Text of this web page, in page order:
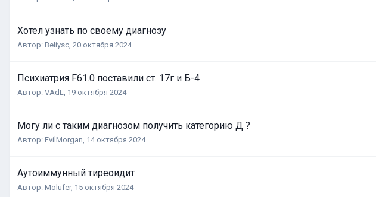
Хотел узнать по своему диагнозу
Автор: Beliysc, 20 октября 2024
Психиатрия F61.0 поставили ст. 17г и Б-4
Автор: VAdL, 19 октября 2024
Могу ли с таким диагнозом получить категорию Д ?
Автор: EvilMorgan, 14 октября 2024
Аутоиммунный тиреоидит
Автор: Molufer, 15 октября 2024